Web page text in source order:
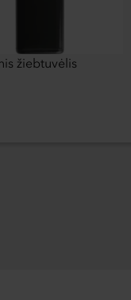
žiebtuvėlis